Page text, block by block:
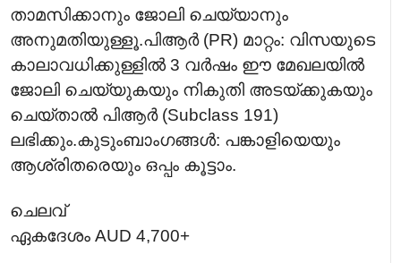
താമസിക്കാനും ജോലി ചെയ്യാനും
അനുമതിയുള്ളൂ.പിആർ (PR) മാറ്റം: വിസയുടെ
കാലാവധിക്കുള്ളിൽ 3 വർഷം ഈ മേഖലയിൽ
ജോലി ചെയ്യുകയും നികുതി അടയ്ക്കുകയും
ചെയ്താൽ പിആർ (Subclass 191)
ലഭിക്കും.കുടുംബാംഗങ്ങൾ: പങ്കാളിയെയും
ആശ്രിതരെയും ഒപ്പം കൂട്ടാം.
ചെലവ്
ഏകദേശം AUD 4,700+